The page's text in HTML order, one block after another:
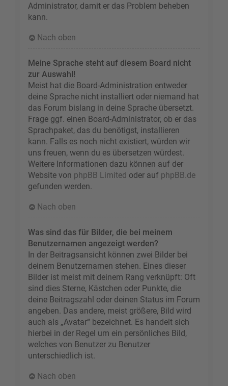
Administrator, damit er das Problem beheben
kann.
Nach oben
Meine Sprache steht auf diesem Board nicht
zur Auswahl!
Meist hat die Board-Administration entweder
deine Sprache nicht installiert oder niemand hat
das Forum bislang in deine Sprache übersetzt.
Frage ggf. einen Board-Administrator, ob er das
Sprachpaket, das du benötigst, installieren
kann. Falls es noch nicht existiert, würden wir
uns freuen, wenn du es übersetzen würdest.
Weitere Informationen dazu können auf der
Website von phpBB Limited oder auf phpBB.de
gefunden werden.
Nach oben
Was sind das für Bilder, die bei meinem
Benutzernamen angezeigt werden?
In der Beitragsansicht können zwei Bilder bei
deinem Benutzernamen stehen. Eines dieser
Bilder ist meist mit deinem Rang verknüpft: Oft
sind dies Sterne, Kästchen oder Punkte, die
deine Beitragszahl oder deinen Status im Forum
angeben. Das andere, meist größere, Bild wird
auch als „Avatar“ bezeichnet. Es handelt sich
hierbei in der Regel um ein persönliches Bild,
welches von Benutzer zu Benutzer
unterschiedlich ist.
Nach oben